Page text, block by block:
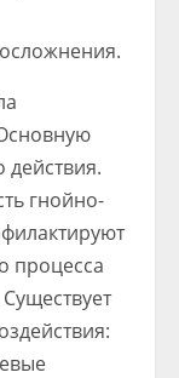
действия.
гнойно-
процесса